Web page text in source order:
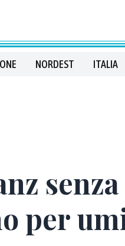
NORDEST ITALIA
per